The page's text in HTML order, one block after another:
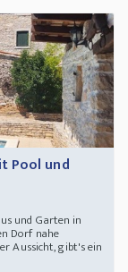
Pool und
und Garten in
Dorf nahe
Aussicht, gibt's ein